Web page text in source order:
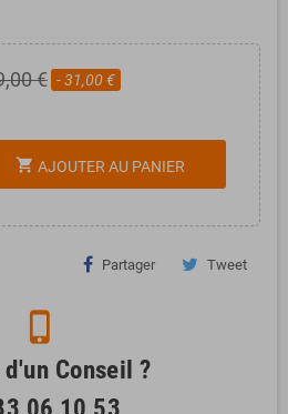
€ - 31,00 €
shopping_cart AJOUTER AU PANIER
Partager Tweet
phone_iphone
d'un Conseil ?